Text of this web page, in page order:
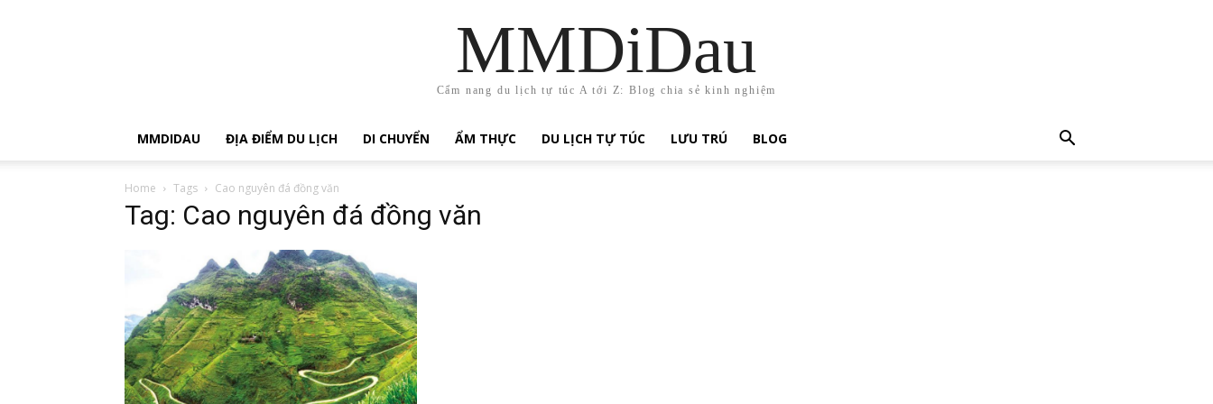
MMDiDau
Cẩm nang du lịch tự túc A tới Z: Blog chia sẻ kinh nghiệm
MMDIDAU ĐỊA ĐIỂM DU LỊCH DI CHUYỂN ẨM THỰC DU LỊCH TỰ TÚC LƯU TRÚ BLOG
Home Tags Cao nguyên đá đồng văn
Tag: Cao nguyên đá đồng văn